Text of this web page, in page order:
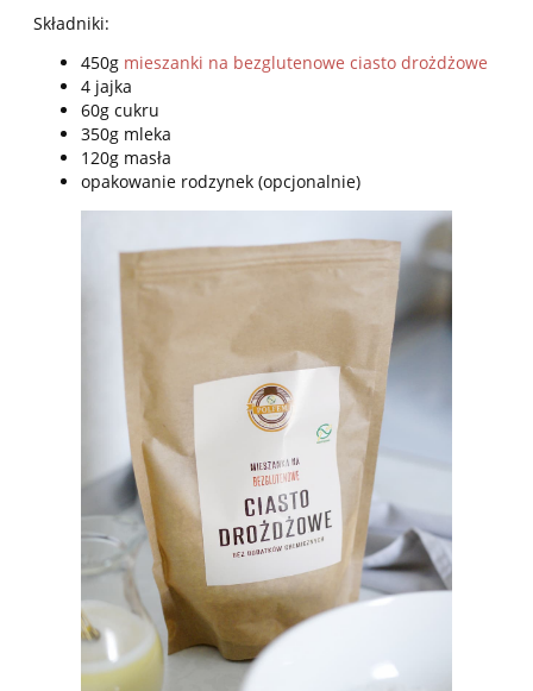
Składniki:
450g mieszanki na bezglutenowe ciasto drożdżowe
4 jajka
60g cukru
350g mleka
120g masła
opakowanie rodzynek (opcjonalnie)